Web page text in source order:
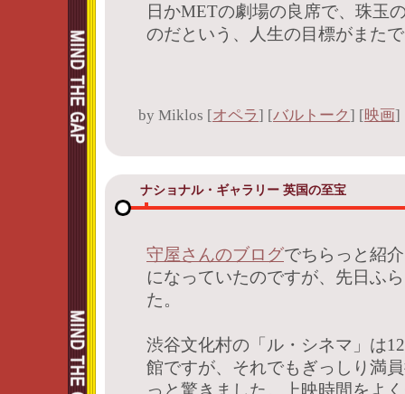
日かMETの劇場の良席で、珠玉
のだという、人生の目標がまた
by Miklos [オペラ] [バルトーク] [映画]
ナショナル・ギャラリー 英国の至宝
守屋さんのブログでちらっと紹
になっていたのですが、先日ふ
た。
渋谷文化村の「ル・シネマ」は
館ですが、それでもぎっしり満
っと驚きました。上映時間をよ